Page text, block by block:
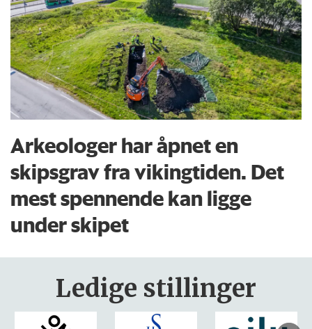
Arkeologer har åpnet en
skipsgrav fra vikingtiden. Det
mest spennende kan ligge
under skipet
Ledige stillinger